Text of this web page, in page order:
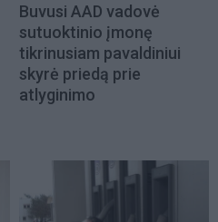
Buvusi AAD vadovė
sutuoktinio įmonę
tikrinusiam pavaldiniui
skyrė priedą prie
atlyginimo